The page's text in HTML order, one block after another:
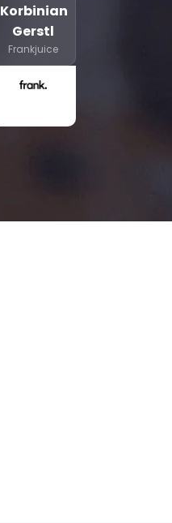
Korbinian
Gerstl
Frankjuice